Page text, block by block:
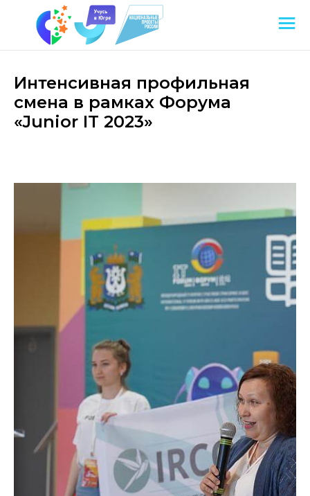
Интенсивная профильная
смена в рамках Форума
«Junior IT 2023»